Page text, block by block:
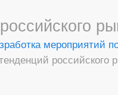
мероприятий
российского